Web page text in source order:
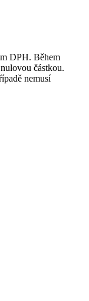
DPH. Během
částkou.
nemusí